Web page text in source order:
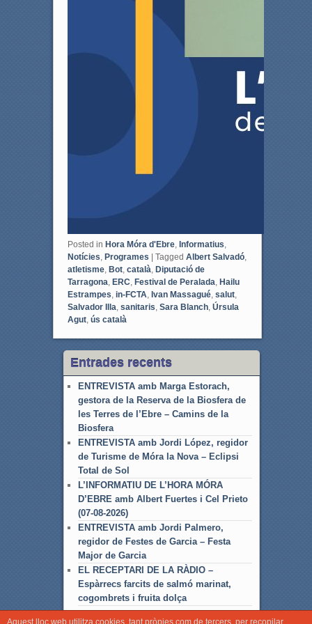
Posted in Hora Móra d'Ebre, Informatius
Notícies Programes | Tagged Albert Salvadó,
atletisme, Bot, català Diputació de
Tarragona ERC Festival de Peralada Hailu
Estrampes in-FCTA Ivan Massagué, salut,
Salvador Illa sanitaris Sara Blanch, Úrsula
Agut, ús català
Entrades recents
ENTREVISTA amb Marga Estorach,
gestora de la Reserva de la Biosfera de
les Terres de l’Ebre – Camins de la
Biosfera
ENTREVISTA amb Jordi López, regidor
de Turisme de Móra la Nova – Eclipsi
Total de Sol
L’INFORMATIU DE L’HORA MÓRA
D’EBRE amb Albert Fuertes i Cel Prieto
(07-08-2026)
ENTREVISTA amb Jordi Palmero,
regidor de Festes de Garcia – Festa
Major de Garcia
EL RECEPTARI DE LA RÀDIO –
Espàrrecs farcits de salmó marinat,
cogombrets i fruita dolça
Aquest lloc web utilitza cookies, tant pròpies com de tercers, per recopilar